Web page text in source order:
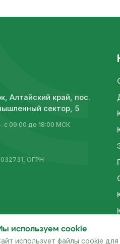
Алтайский край, пос.
сектор, 5
с 09:00 до 18:00 МСК
ОГРН
используем cookie
использует файлы cookie